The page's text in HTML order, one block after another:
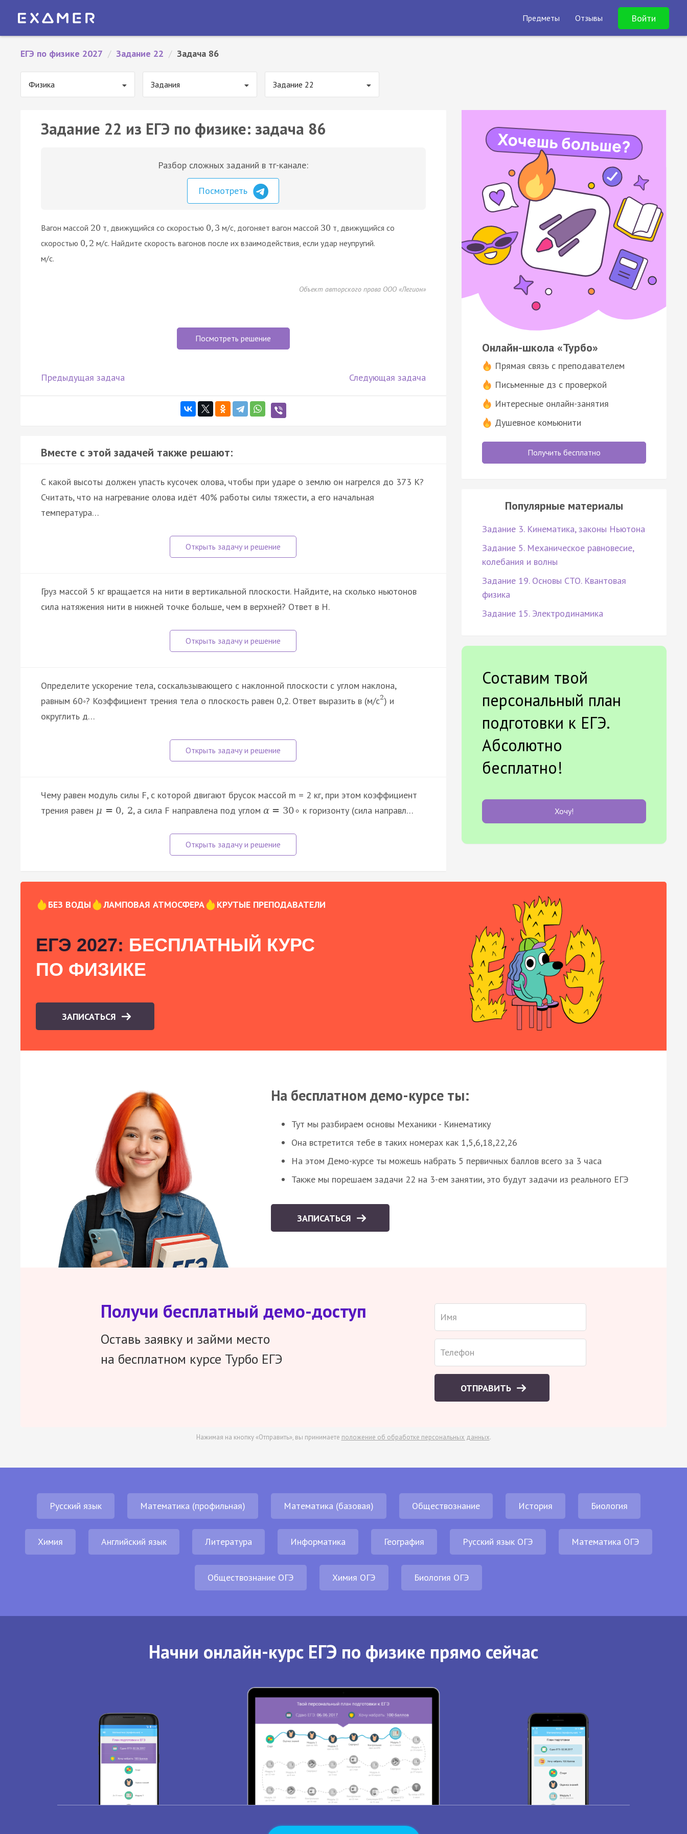
Предметы Отзывы Войти
ЕГЭ по физике 2027 / Задание 22 / Задача 86
Физика Задания Задание 22
Задание 22 из ЕГЭ по физике: задача 86
Разбор сложных заданий в тг-канале:
Посмотреть
Вагон массой 20 т, движущийся со скоростью 0, 3 м/с, догоняет вагон массой 30 т, движущийся со
скоростью 0, 2 м/с. Найдите скорость вагонов после их взаимодействия, если удар неупругий.
м/с.
Объект авторского права ООО «Легион»
Посмотреть решение
Предыдущая задача Следующая задача
Вместе с этой задачей также решают:
С какой высоты должен упасть кусочек олова, чтобы при ударе о землю он нагрелся до 373 К?
Считать, что на нагревание олова идёт 40% работы силы тяжести, а его начальная
температура…
Груз массой 5 кг вращается на нити в вертикальной плоскости. Найдите, на сколько ньютонов
сила натяжения нити в нижней точке больше, чем в верхней? Ответ в Н.
Определите ускорение тела, соскальзывающего с наклонной плоскости с углом наклона,
равным 60◦? Коэффициент трения тела о плоскость равен 0,2. Ответ выразить в (м/с2) и
округлить д…
Чему равен модуль силы F, с которой двигают брусок массой m = 2 кг, при этом коэффициент
трения равен μ = 0, 2, а сила F направлена под углом α = 30∘ к горизонту (сила направл…
Онлайн-школа «Турбо»
Прямая связь с преподавателем
Письменные дз с проверкой
Интересные онлайн-занятия
Душевное комьюнити
Получить бесплатно
Популярные материалы
Задание 3. Кинематика, законы Ньютона
Задание 5. Механическое равновесие,
колебания и волны
Задание 19. Основы СТО. Квантовая
физика
Задание 15. Электродинамика
Составим твой
персональный план
подготовки к ЕГЭ.
Абсолютно
бесплатно!
Хочу!
БЕЗ ВОДЫ ЛАМПОВАЯ АТМОСФЕРА КРУТЫЕ ПРЕПОДАВАТЕЛИ
ЕГЭ 2027: БЕСПЛАТНЫЙ КУРС
ПО ФИЗИКЕ
ЗАПИСАТЬСЯ
На бесплатном демо-курсе ты:
Тут мы разбираем основы Механики - Кинематику
Она встретится тебе в таких номерах как 1,5,6,18,22,26
На этом Демо-курсе ты можешь набрать 5 первичных баллов всего за 3 часа
Также мы порешаем задачи 22 на 3-ем занятии, это будут задачи из реального ЕГЭ
ЗАПИСАТЬСЯ
Получи бесплатный демо-доступ
Оставь заявку и займи место
на бесплатном курсе Турбо ЕГЭ
ОТПРАВИТЬ
Нажимая на кнопку «Отправить», вы принимаете положение об обработке персональных данных.
Русский язык Математика (профильная) Математика (базовая) Обществознание История Биология
Химия Английский язык Литература Информатика География Русский язык ОГЭ Математика ОГЭ
Обществознание ОГЭ Химия ОГЭ Биология ОГЭ
Начни онлайн-курс ЕГЭ по физике прямо сейчас